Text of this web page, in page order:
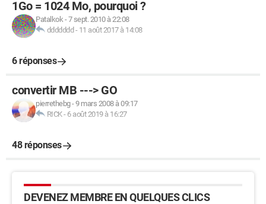
1Go = 1024 Mo, pourquoi ?
Patalkok-7 sept. 2010 à 22:08
ddddddd - 11 août 2017 à 14:08
6 réponses
convertir MB ---> GO
pierrethebg-9 mars 2008 à 09:17
RICK- 6 août 2019 à 16:27
48 réponses
DEVENEZ MEMBRE EN QUELQUES CLICS